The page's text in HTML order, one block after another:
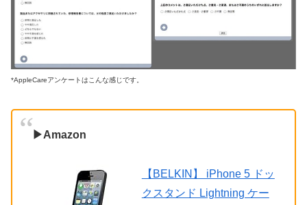
*AppleCareアンケートはこんな感じです。
▶Amazon
【BELKIN】 iPhone 5 ドッ
クスタンド Lightning ケー